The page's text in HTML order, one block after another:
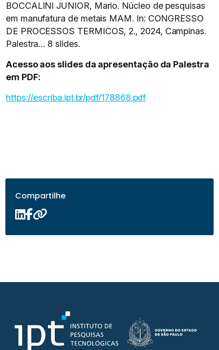
BOCCALINI JUNIOR, Mario. Núcleo de pesquisas
em manufatura de metais MAM. In: CONGRESSO
DE PROCESSOS TERMICOS, 2., 2024, Campinas.
Palestra… 8 slides.
Acesso aos slides da apresentação da Palestra
em PDF:
https://escriba.ipt.br/pdf/178868.pdf
Compartilhe